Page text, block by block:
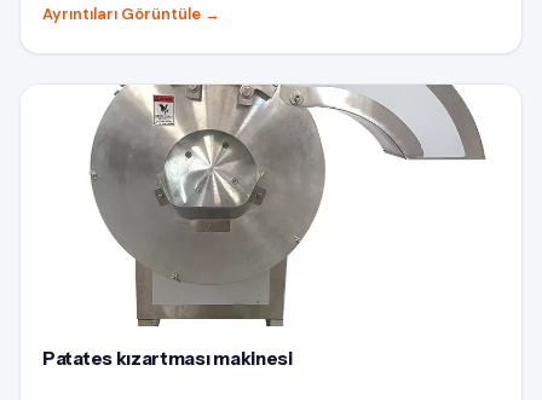
Ayrıntıları Görüntüle →
Patates kızartması makinesi